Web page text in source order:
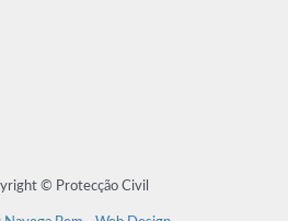
© Protecção Civil